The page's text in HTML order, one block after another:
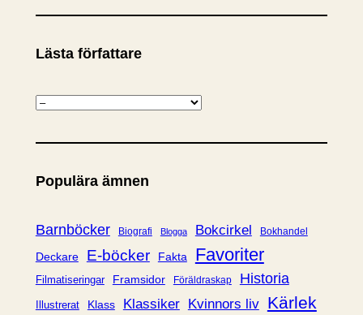
Lästa författare
K
t
g
r
i
Populära ämnen
Barnböcker Biografi Blogga Bokcirkel Bokhandel
Deckare E-böcker Fakta Favoriter
Filmatiseringar Framsidor Föräldraskap Historia
Illustrerat Klass Klassiker Kvinnors liv Kärlek